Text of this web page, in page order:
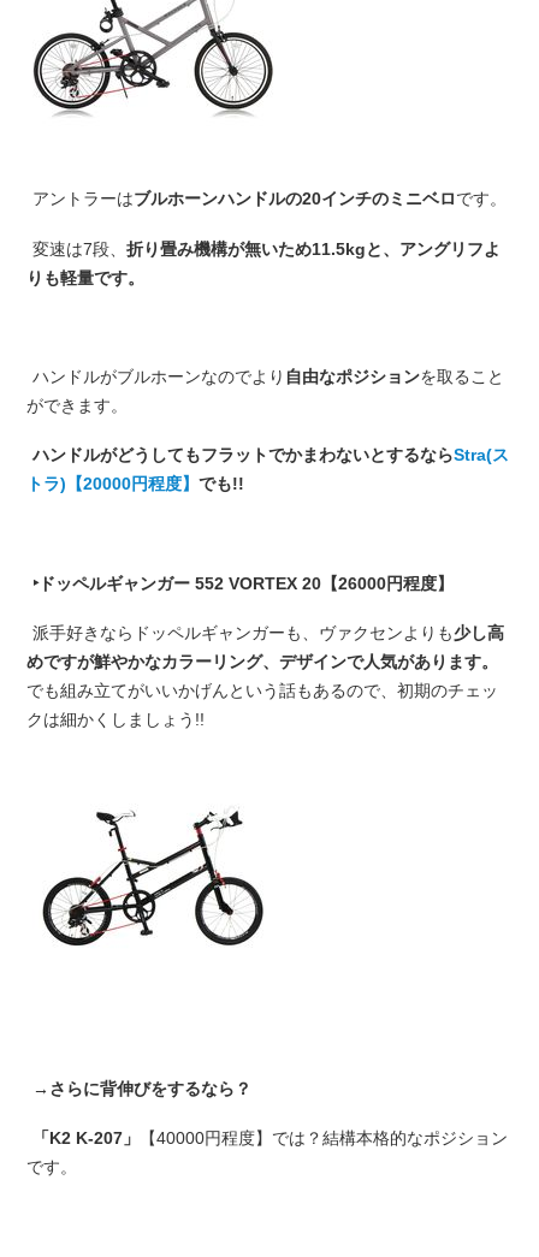
アントラーはブルホーンハンドルの20インチのミニベロです。
変速は7段、 折り畳み機構が無いため11.5kgと、アングリフよ
りも軽量です。
ハンドルがブルホーンなのでより 自由なポジションを取ること
ができます。
ハンドルがどうしてもフラットでかまわないとするならStra(ス
トラ)【20000円程度】 でも!!
‣ドッペルギャンガー 552 VORTEX 20【26000円程度】
派手好きならドッペルギャンガーも、ヴァクセンよりも少し高
めですが鮮やかなカラーリング、デザインで人気があります。
でも組み立てがいいかげんという話もあるので、初期のチェッ
クは細かくしましょう!!
→さらに背伸びをするなら？
「K2 K-207」
【40000円程度】では？結構本格的なポジション
です。